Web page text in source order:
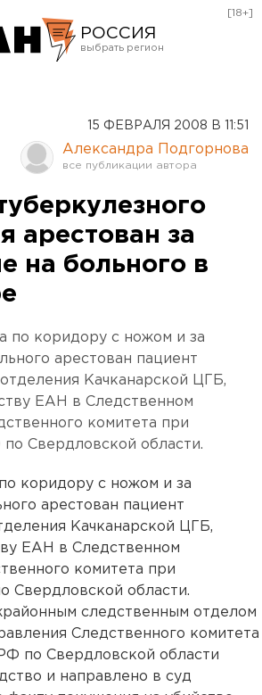
РОССИЯ
Оренбург
[18+]
15 ФЕВРАЛЯ 2008 В 11:51
Александра Подгорнова
арестован за
на больного в
по коридору с ножом и за
арестован пациент
Качканарской ЦГБ,
ЕАН в Следственном
комитета при
Свердловской области.
коридору с ножом и за
арестован пациент
Качканарской ЦГБ,
ЕАН в Следственном
комитета при
Свердловской области.
следственным отделом
Следственного комитета
по Свердловской области
и направлено в суд